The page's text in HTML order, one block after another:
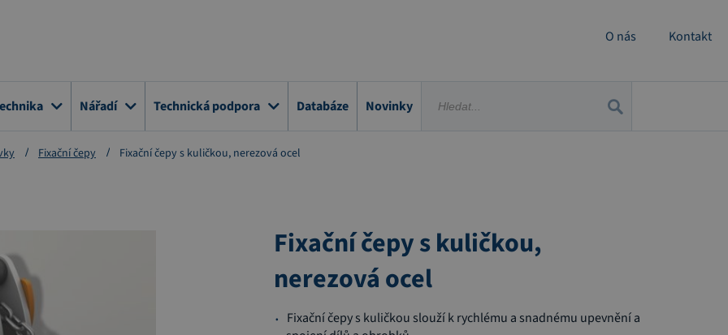
O nás Kontakt
Nářadí Technická podpora Databáze Novinky
Fixační čepy Fixační čepy s kuličkou, nerezová ocel
Fixační čepy s kuličkou,
nerezová ocel
Fixační čepy s kuličkou slouží k rychlému a snadnému upevnění a